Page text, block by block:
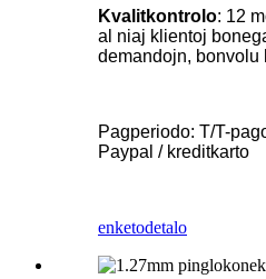
Kvalitkontrolo: 12
al niaj klientoj
demandojn, bonvolu
Pagperiodo: T/T-
Paypal / kreditkarto
enketodetalo